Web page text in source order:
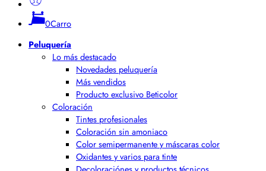
0Carro
Peluquería
Lo más destacado
Novedades peluquería
Más vendidos
Producto exclusivo Beticolor
Coloración
Tintes profesionales
Coloración sin amoniaco
Color semipermanente y máscaras color
Oxidantes y varios para tinte